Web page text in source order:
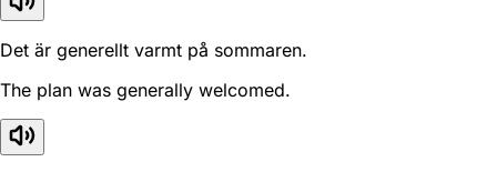
Det är generellt varmt på sommaren.
The plan was generally welcomed.